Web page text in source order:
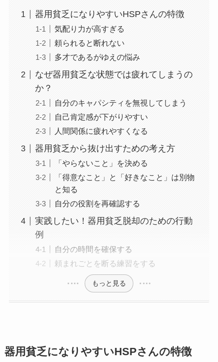
器用貧乏になりやすいHSPさんの特徴
気配り力が高すぎる
頼られると断れない
多才であるがゆえの悩み
なぜ器用貧乏な状態では疲れてしまうの
か？
自分のキャパシティを無視してしまう
自己肯定感が下がりやすい
人間関係に疲れやすくなる
器用貧乏から抜け出すための考え方
「やらないこと」を決める
「得意なこと」と「好きなこと」は別物
と知る
自分の役割を再確認する
実践したい！器用貧乏脱却のための行動
例
自分の時間を確保する
頼まれごとを断る練習をする
もっと見る
器用貧乏になりやすいHSPさんの特徴